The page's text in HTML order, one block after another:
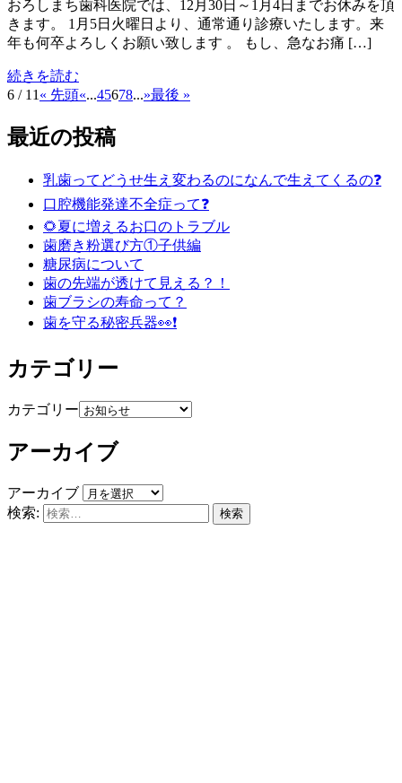
おろしまち歯科医院では、12月30日～1月4日までお休みを頂
きます。 1月5日火曜日より、通常通り診療いたします。来
年も何卒よろしくお願い致します 。 もし、急なお痛 […]
続きを読む
6 / 11« 先頭«...45678...»最後 »
最近の投稿
乳歯ってどうせ生え変わるのになんで生えてくるの❓
口腔機能発達不全症って❓
🌻夏に増えるお口のトラブル
歯磨き粉選び方①子供編
糖尿病について
歯の先端が透けて見える？！
歯ブラシの寿命って？
歯を守る秘密兵器👀❗️
カテゴリー
カテゴリー
アーカイブ
アーカイブ
検索: